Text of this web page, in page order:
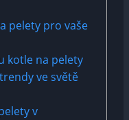
pelety pro vaše
kotle na pelety
ve světě
v